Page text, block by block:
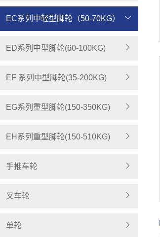
EC系列中轻型脚轮（50-70KG）
ED系列中型脚轮(60-100KG)
EF 系列中型脚轮(35-200KG)
EG系列重型脚轮(150-350KG)
EH系列重型脚轮(150-510KG)
手推车轮
叉车轮
单轮